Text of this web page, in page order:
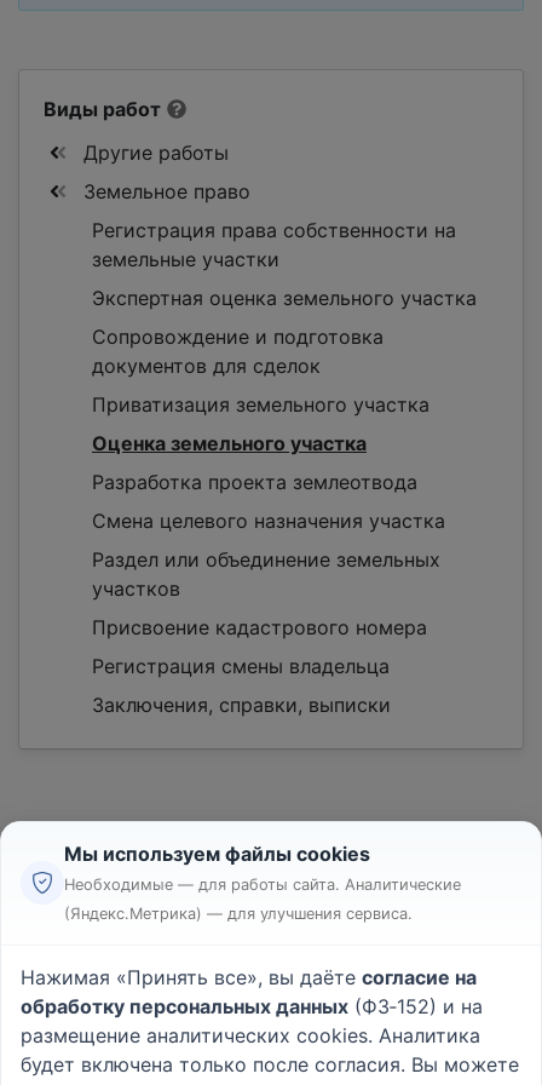
Виды работ
Другие работы
Земельное право
Регистрация права собственности на
земельные участки
Экспертная оценка земельного участка
Сопровождение и подготовка
документов для сделок
Приватизация земельного участка
Оценка земельного участка
Разработка проекта землеотвода
Смена целевого назначения участка
Раздел или объединение земельных
участков
Присвоение кадастрового номера
Регистрация смены владельца
Заключения, справки, выписки
Реклама
Пользовательское соглашение
Политика конфиденциальности
Вопрос - Ответ|О проекте
Мы используем файлы cookies
Необходимые — для работы сайта. Аналитические
(Яндекс.Метрика) — для улучшения сервиса.
Нажимая «Принять все», вы даёте согласие на
обработку персональных данных (ФЗ‑152) и на
размещение аналитических cookies. Аналитика
будет включена только после согласия. Вы можете